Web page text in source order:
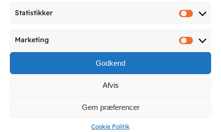
Statistikker
Marketing
Godkend
Afvis
Gem præferencer
Cookie Politik
Gratis WI-FI.
Vi tilbyder cykeludlejning.
Vi anviser vandreruter og offentlig transport.
Reducere ulighed i og